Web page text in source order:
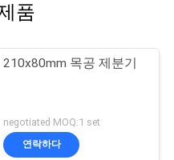
품
210x80mm 목공 제분기
negotiated MOQ:1 set
연락하다